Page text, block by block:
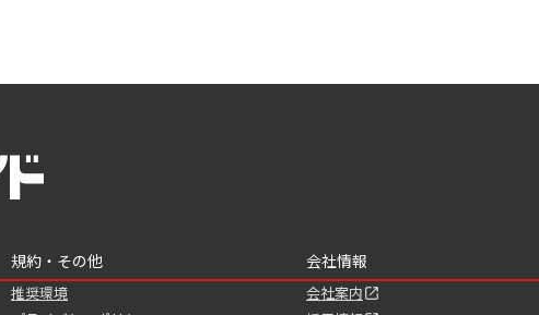
規約・その他
推奨環境
会社情報
会社案内